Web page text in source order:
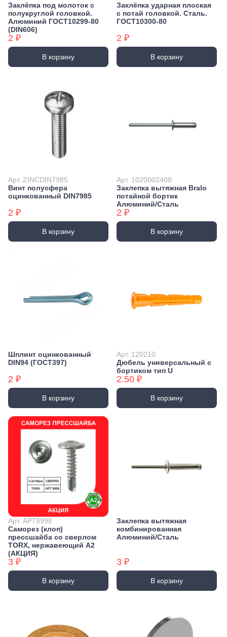
Заклёпка под молоток с
полукруглой головкой.
Алюминий ГОСТ10299-80
(DIN606)
2 ₽
В корзину
Заклёпка ударная плоская
с потай головкой. Сталь.
ГОСТ10300-80
2 ₽
В корзину
Арт. ZINCDIN7985
Винт полусфера
оцинкованный DIN7985
2 ₽
В корзину
Арт. 1020002408
Заклепка вытяжная Bralo
потайной бортик
Алюминий/Сталь
2 ₽
В корзину
Шплинт оцинкованный
DIN94 (ГОСТ397)
2 ₽
В корзину
Арт. 120210
Дюбель универсальный с
бортиком тип U
2.50 ₽
В корзину
Арт. АРТ9998
Саморез (клоп)
прессшайба со сверлом
TORX, нержавеющий А2
(АКЦИЯ)
3 ₽
В корзину
Заклепка вытяжная
комбинированная
Алюминий/Сталь
3 ₽
В корзину